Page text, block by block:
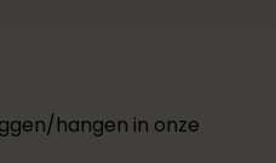
hangen in onze